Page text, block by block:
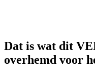
Dat is wat dit
overhemd voor